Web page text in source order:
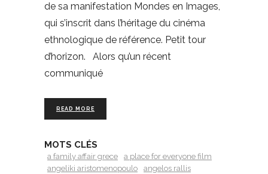
de sa manifestation Mondes en Images,
qui s’inscrit dans l’héritage du cinéma
ethnologique de référence. Petit tour
d’horizon. Alors qu’un récent
communiqué
READ MORE
MOTS CLÉS
a family affair grece
a place for everyone film
angeliki aristomenopoulo
angelos rallis